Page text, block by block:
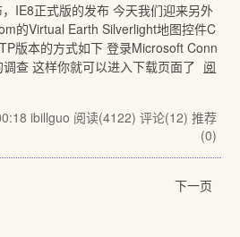
IE8正式版的发布 今天我们迎来另外
的Virtual Earth Silverlight地图控件C
版本的方式如下 登录Microsoft Conn
查 这样你就可以进入下载页面了 阅
ibillguo 阅读(4122) 评论(12) 推荐
(0)
下一页